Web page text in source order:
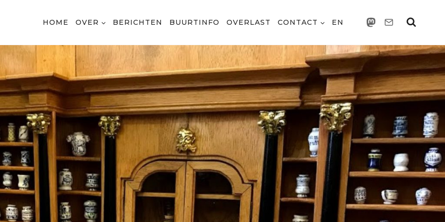
HOME OVER BERICHTEN BUURTINFO OVERLAST CONTACT EN